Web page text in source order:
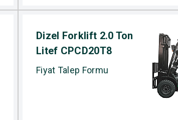
Dizel Forklift 2.0 Ton
Litef CPCD20T8
Fiyat Talep Formu